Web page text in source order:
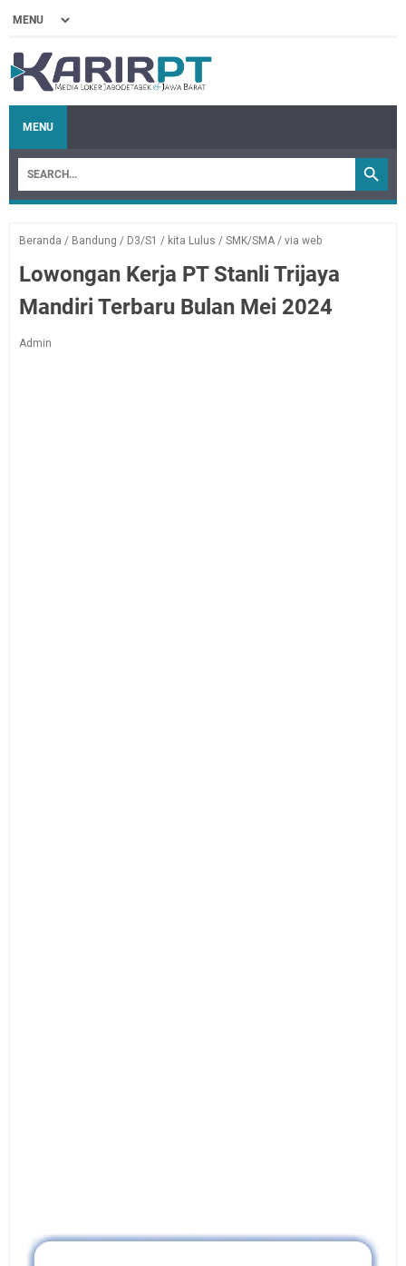
MENU
Beranda / Bandung / D3/S1 / kita Lulus / SMK/SMA / via web
Lowongan Kerja PT Stanli Trijaya
Mandiri Terbaru Bulan Mei 2024
Admin